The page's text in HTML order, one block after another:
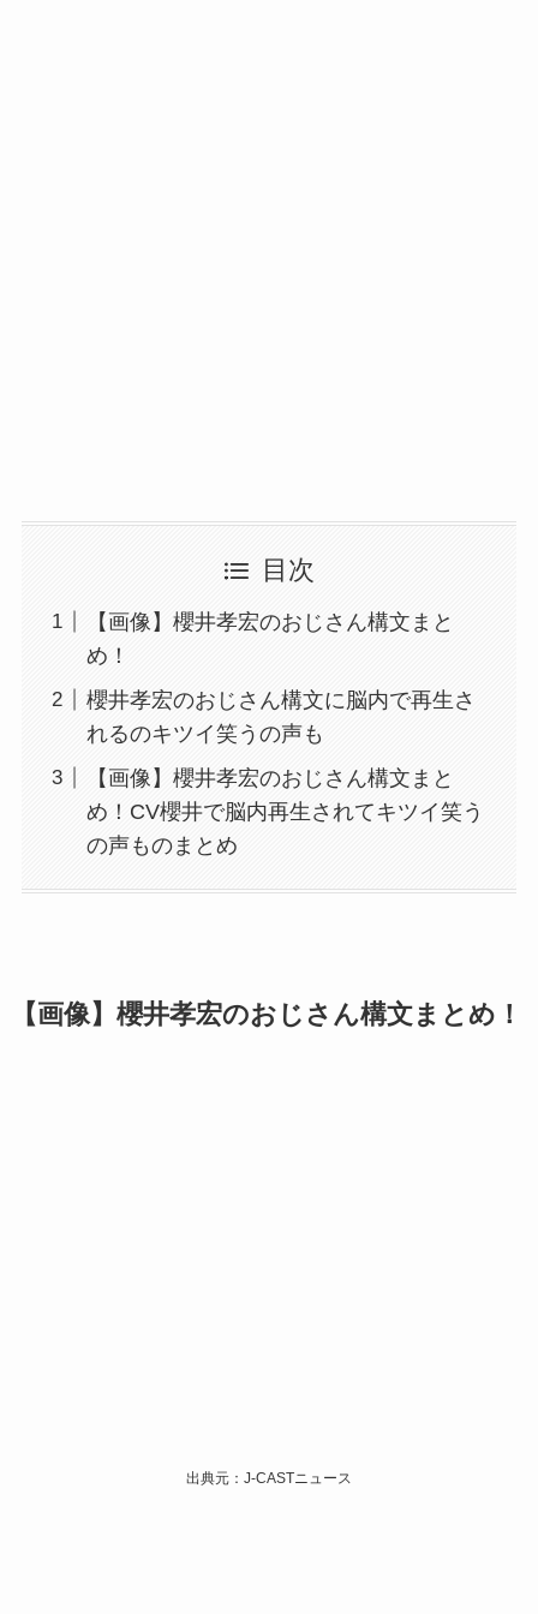
目次
【画像】櫻井孝宏のおじさん構文まと
め！
櫻井孝宏のおじさん構文に脳内で再生さ
れるのキツイ笑うの声も
【画像】櫻井孝宏のおじさん構文まと
め！CV櫻井で脳内再生されてキツイ笑う
の声ものまとめ
【画像】櫻井孝宏のおじさん構文まとめ！
出典元：J-CASTニュース